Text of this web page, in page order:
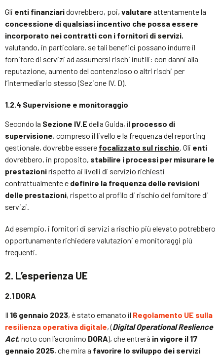
Gli enti finanziaridovrebbero, poi, valutare attentamente la
concessione di qualsiasi incentivo che possa essere
incorporato nei contratti con i fornitori di servizi,
valutando, in particolare, se tali benefici possano indurre il
fornitore di servizi ad assumersi rischi inutili: con danni alla
reputazione, aumento del contenzioso o altri rischi per
l’intermediario stesso (Sezione IV. D).
1.2.4 Supervisione e monitoraggio
Secondo la Sezione IV.E della Guida, il processo di
supervisione, compreso il livello e la frequenza del reporting
gestionale, dovrebbe essere focalizzato sul rischio. Gli enti
dovrebbero, in proposito, stabilire i processi per misurare le
prestazionirispetto ai livelli di servizio richiesti
contrattualmente e definire la frequenza delle revisioni
delle prestazioni, rispetto al profilo di rischio del fornitore di
servizi.
Ad esempio, i fornitori di servizi a rischio più elevato potrebbero
opportunamente richiedere valutazioni e monitoraggi più
frequenti.
2. L’esperienza UE
2.1 DORA
Il 16 gennaio 2023, è stato emanato il Regolamento UE sulla
resilienza operativa digitale, (Digital Operational Reslience
Act, noto con l’acronimo DORA), che entrerà in vigore il 17
gennaio 2025, che mira a favorire lo sviluppo dei servizi